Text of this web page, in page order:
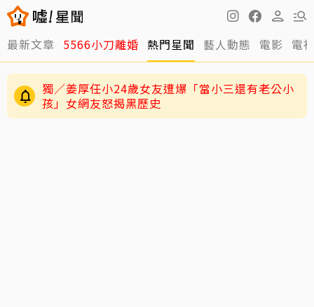
最新文章 5566小刀離婚 熱門星聞 藝人動態 電影 電
獨／姜厚任小24歲女友遭爆「當小三還有老公小
孩」女網友怒揭黑歷史